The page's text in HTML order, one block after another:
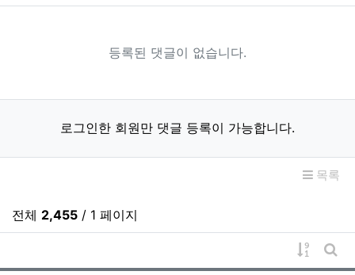
등록된 댓글이 없습니다.
로그인한 회원만 댓글 등록이 가능합니다.
목록
전체 2,455 / 1 페이지
게시물
게